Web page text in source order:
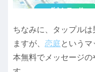
ちなみに、タップル
ますが、 恋庭という
本無料でメッセージの